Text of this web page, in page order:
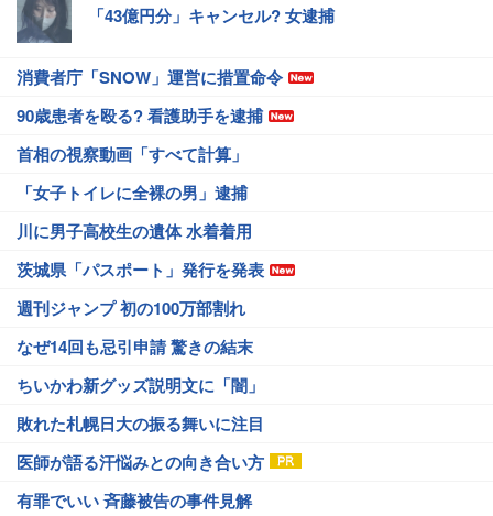
「43億円分」キャンセル? 女逮捕
消費者庁「SNOW」運営に措置命令
90歳患者を殴る? 看護助手を逮捕
首相の視察動画「すべて計算」
「女子トイレに全裸の男」逮捕
川に男子高校生の遺体 水着着用
茨城県「パスポート」発行を発表
週刊ジャンプ 初の100万部割れ
なぜ14回も忌引申請 驚きの結末
ちいかわ新グッズ説明文に「闇」
敗れた札幌日大の振る舞いに注目
医師が語る汗悩みとの向き合い方
有罪でいい 斉藤被告の事件見解